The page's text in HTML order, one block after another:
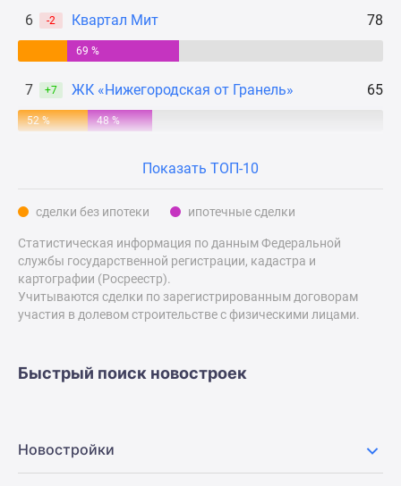
места
Апартаменты
#траншевая
#рассрочка
ИТ-
скидками
41%
Видео
360°
новостроек
Rutube
6 -2 Квартал Мит 78
69 %
7 +7 ЖК «Нижегородская от Гранель» 65
52 % 48 %
Показать ТОП-10
сделки без ипотеки ипотечные сделки
Статистическая информация по данным Федеральной
службы государственной регистрации, кадастра и
картографии (Росреестр).
Учитываются сделки по зарегистрированным договорам
участия в долевом строительстве с физическими лицами.
Быстрый поиск новостроек
Новостройки